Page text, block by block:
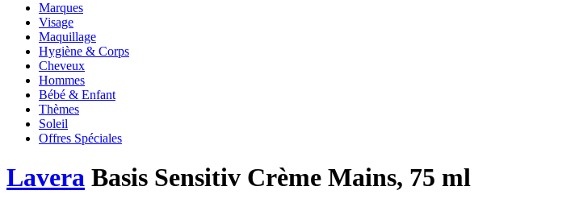
Marques
Visage
Maquillage
Hygiène & Corps
Cheveux
Hommes
Bébé & Enfant
Thèmes
Soleil
Offres Spéciales
Lavera Basis Sensitiv Crème Mains, 75 ml